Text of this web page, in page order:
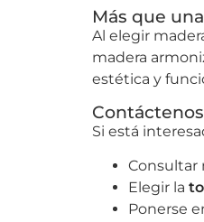
Más que
Al elegir
madera
estética y
Si está
Consultar
Elegir la
Ponerse